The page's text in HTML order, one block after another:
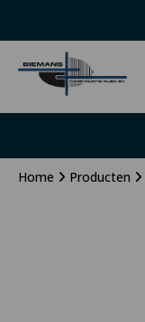
Home Producten